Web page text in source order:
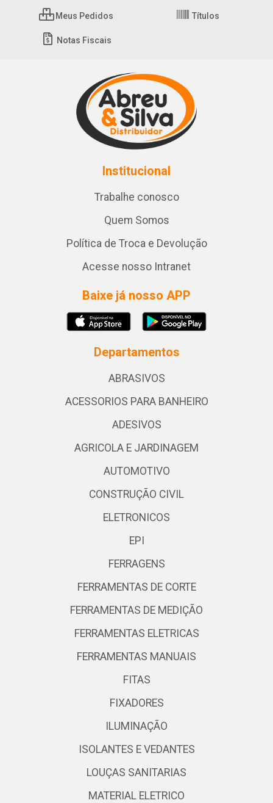
Meus Pedidos Títulos
Notas Fiscais
Institucional
Trabalhe conosco
Quem Somos
Política de Troca e Devolução
Acesse nosso Intranet
Baixe já nosso APP
Departamentos
ABRASIVOS
ACESSORIOS PARA BANHEIRO
ADESIVOS
AGRICOLA E JARDINAGEM
AUTOMOTIVO
CONSTRUÇÃO CIVIL
ELETRONICOS
EPI
FERRAGENS
FERRAMENTAS DE CORTE
FERRAMENTAS DE MEDIÇÃO
FERRAMENTAS ELETRICAS
FERRAMENTAS MANUAIS
FITAS
FIXADORES
ILUMINAÇÃO
ISOLANTES E VEDANTES
LOUÇAS SANITARIAS
MATERIAL ELETRICO